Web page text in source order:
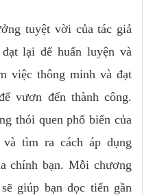
tuyệt vời của tác giả
lại để huấn luyện và
việc thông minh và đạt
vươn đến thành công.
thói quen phổ biến của
tìm ra cách áp dụng
chính bạn. Mỗi chương
giúp bạn đọc tiến gần